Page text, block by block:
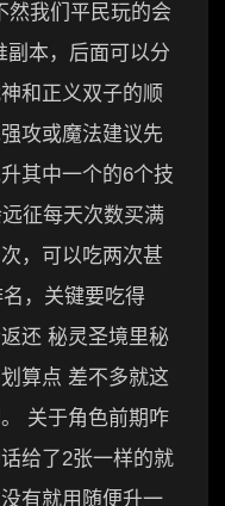
然我们平民玩的会
副本，后面可以分
和正义双子的顺
攻或魔法建议先
其中一个的6个技
征每天次数买满
，可以吃两次甚
，关键要吃得
还 秘灵圣境里秘
算点 差不多就这
关于角色前期咋
给了2张一样的就
有就用随便升一